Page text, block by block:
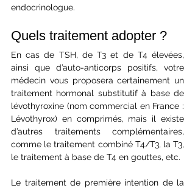
endocrinologue.
Quels traitement adopter ?
En cas de TSH, de T3 et de T4 élevées,
ainsi que d’auto-anticorps positifs, votre
médecin vous proposera certainement un
traitement hormonal substitutif à base de
lévothyroxine (nom commercial en France :
Lévothyrox) en comprimés, mais il existe
d’autres traitements complémentaires,
comme le traitement combiné T4/T3, la T3,
le traitement à base de T4 en gouttes, etc.
Le traitement de première intention de la